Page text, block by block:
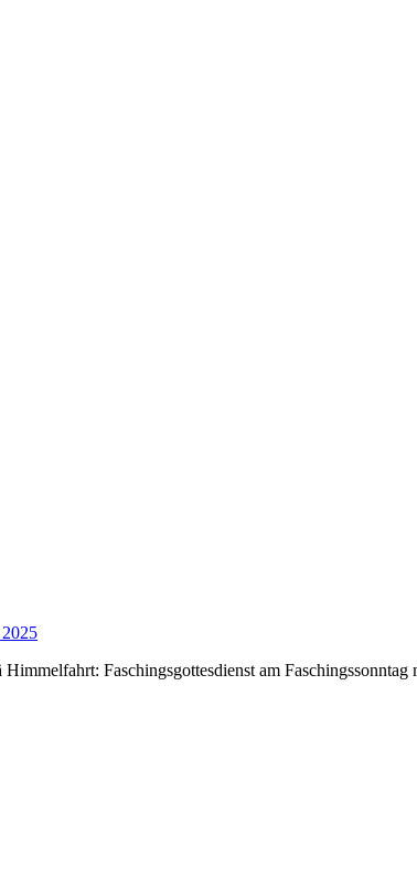
Faschingsgottesdienst am